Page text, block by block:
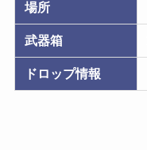
場所
武器箱
ドロップ情報